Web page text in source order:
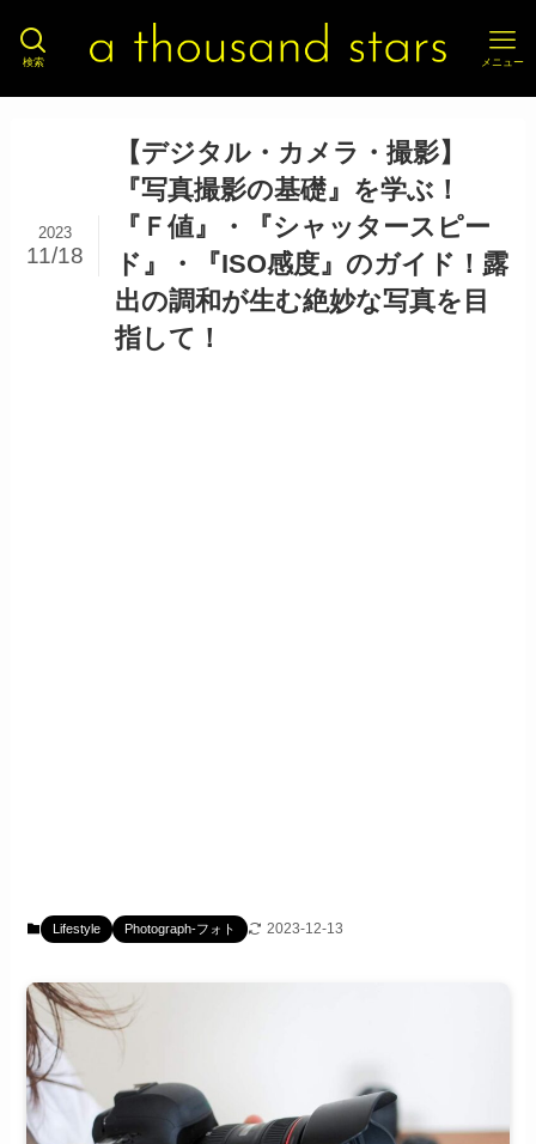
検索 メニュー
【デジタル・カメラ・撮影】
『写真撮影の基礎』を学ぶ！
『Ｆ値』・『シャッタースピー
ド』・『ISO感度』のガイド！露
出の調和が生む絶妙な写真を目
指して！
2023
11/18
Lifestyle Photograph-フォト 2023-12-13